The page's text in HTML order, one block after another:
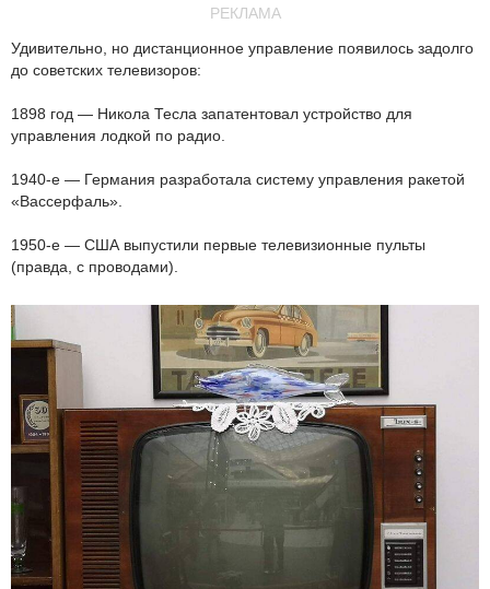
РЕКЛАМА
Удивительно, но дистанционное управление появилось задолго
до советских телевизоров:
1898 год — Никола Тесла запатентовал устройство для
управления лодкой по радио.
1940-е — Германия разработала систему управления ракетой
«Вассерфаль».
1950-е — США выпустили первые телевизионные пульты
(правда, с проводами).